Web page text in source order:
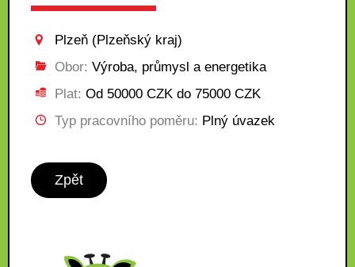
Plzeň (Plzeňský kraj)
Obor: Výroba, průmysl a energetika
Plat: Od 50000 CZK do 75000 CZK
Typ pracovního poměru: Plný úvazek
Zpět